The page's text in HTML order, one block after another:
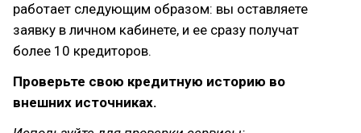
работает следующим образом: вы оставляете
заявку в личном кабинете, и ее сразу получат
более 10 кредиторов.
Проверьте свою кредитную историю во
внешних источниках.